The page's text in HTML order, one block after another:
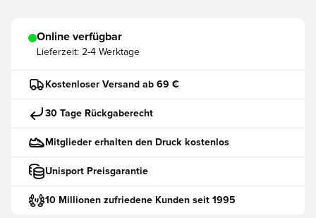
Online verfügbar
Lieferzeit: 2-4 Werktage
Kostenloser Versand ab 69 €
30 Tage Rückgaberecht
Mitglieder erhalten den Druck kostenlos
Unisport Preisgarantie
10 Millionen zufriedene Kunden seit 1995